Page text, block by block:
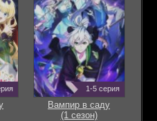
1-5 серия
Вампир в саду
(1 сезон)